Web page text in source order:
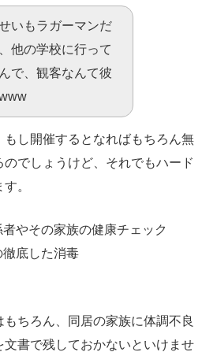
いもラガーマンだ
他の学校に行って
で、観客なんて彼
し開催するとなればもちろん無
でしょうけど、それでもハード
。
やその家族の健康チェック
底した消毒
ちろん、同居の家族に体調不良
書で残しておかないといけませ